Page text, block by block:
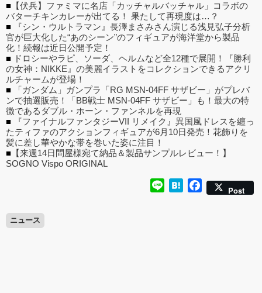
■ 【伏兵】ファミマに名店「カッチャルバッチャル」コラボの
バターチキンカレーが出てる！ 果たして再現度は…？
■ 『シン・ウルトラマン』長澤まさみさん演じる浅見弘子分析
官が巨大化した“あのシーン”のフィギュアが海洋堂から製品
化！続報は近日公開予定！
■ ドロシーやラピ、ソーダ、ヘルムなど全12種で展開！『勝利
の女神：NIKKE』の美麗イラストをコレクションできるアクリ
ルチャームが登場！
■ 「ガンダム」ガンプラ「RG MSN-04FF サザビー」がプレバ
ンで抽選販売！「BB戦士 MSN-04FF サザビー」も！最大の特
徴であるダブル・ホーン・ファンネルを再現
■ 『ファイナルファンタジーVII リメイク』異国風ドレスを纏っ
たティファのアクションフィギュアが6月10日発売！花飾りを
髪に差し華やかな帯を巻いた姿に注目！
■ 【来週14日問屋様宛て納品＆製品サンプルレビュー！】
SOGNO Vispo ORIGINAL
Line HatenaFacebook
Post
ニュース